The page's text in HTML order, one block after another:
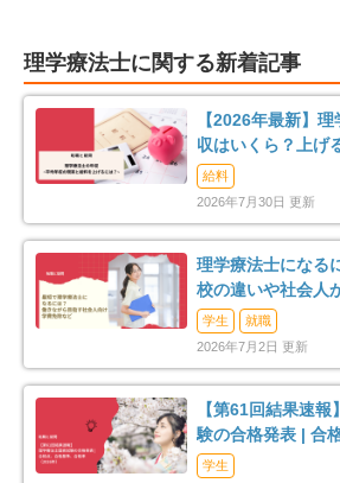
理学療法士に関する新着記事
【2026年最新】
収はいくら？上げ
給料
2026年7月30日 更新
理学療法士になる
校の違いや社会人
学生
就職
2026年7月2日 更新
【第61回結果速
験の合格発表 | 合
率（2026年）
学生